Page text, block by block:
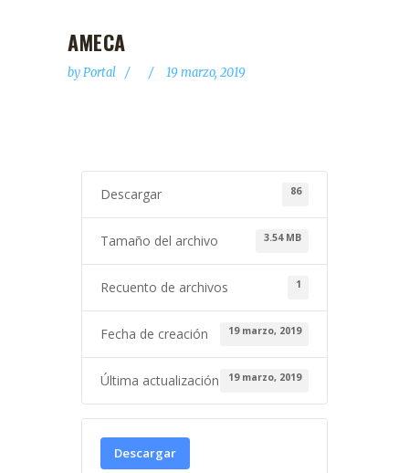
AMECA
byPortal 19 marzo, 2019
Descargar 86
Tamaño del archivo 3.54 MB
Recuento de archivos 1
Fecha de creación 19 marzo, 2019
Última actualización 19 marzo, 2019
Descargar